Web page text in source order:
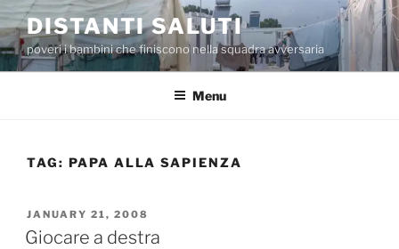
Skip
to
content
DISTANTI SALUTI
poveri i bambini che finiscono nella squadra avversaria
Menu
TAG: PAPA ALLA SAPIENZA
POSTED
ON
JANUARY 21, 2008
Giocare a destra